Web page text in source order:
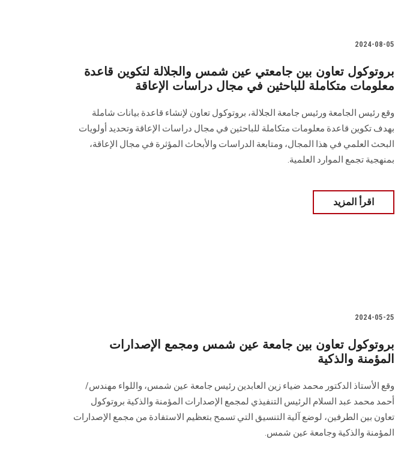
2024-08-05
بروتوكول تعاون بين جامعتي عين شمس والجلالة لتكوين قاعدة
معلومات متكاملة للباحثين في مجال دراسات الإعاقة
وقع رئيس الجامعة ورئيس ‏جامعة الجلالة، بروتوكول تعاون لإنشاء قاعدة بيانات شاملة
بهدف تكوين قاعدة معلومات ‏متكاملة للباحثين في مجال دراسات الإعاقة وتحديد أولويات
البحث العلمي في هذا المجال، ‏ومتابعة الدراسات والأبحاث المؤثرة في مجال الإعاقة،
بمنهجية تجمع ‏الموارد العلمية.
اقرأ المزيد
2024-05-25
بروتوكول تعاون بين جامعة عين شمس ومجمع الإصدارات
المؤمنة والذكية
وقع الأستاذ الدكتور محمد ضياء زين العابدين رئيس جامعة عين شمس، واللواء مهندس/
أحمد محمد عبد السلام الرئيس التنفيذي لمجمع الإصدارات المؤمنة والذكية بروتوكول
تعاون بين الطرفين، لوضع آلية التنسيق التي تسمح بتعظيم الاستفادة من مجمع الإصدارات
المؤمنة والذكية وجامعة عين شمس.